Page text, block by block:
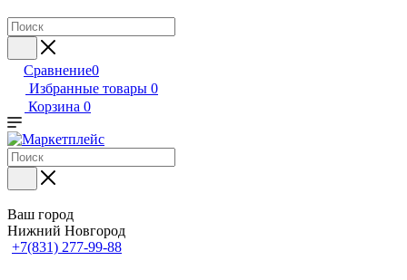
Сравнение0
Избранные товары 0
Корзина 0
Ваш город
Нижний Новгород
+7(831) 277-99-88